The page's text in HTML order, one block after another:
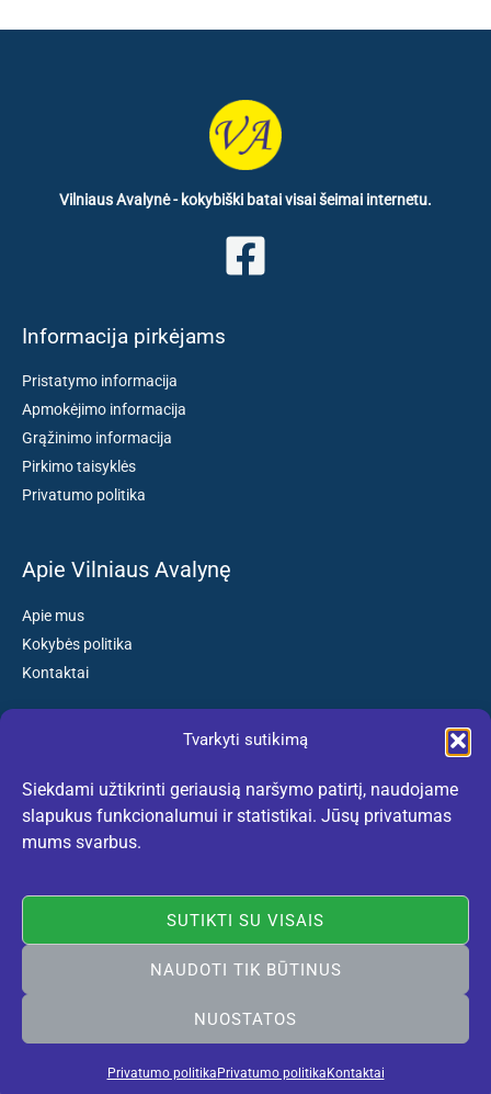
Tvarkyti sutikimą
Siekdami užtikrinti geriausią naršymo patirtį, naudojame
slapukus funkcionalumui ir statistikai. Jūsų privatumas
mums svarbus.
SUTIKTI SU VISAIS
NAUDOTI TIK BŪTINUS
NUOSTATOS
Privatumo politika Privatumo politika Kontaktai
Vilniaus Avalynė - kokybiški batai visai šeimai internetu.
Informacija pirkėjams
Pristatymo informacija
Apmokėjimo informacija
Grąžinimo informacija
Pirkimo taisyklės
Privatumo politika
Apie Vilniaus Avalynę
Apie mus
Kokybės politika
Kontaktai
El. paštas: kokybiskibatai@gmail.com
Tel. +370 659 77132
© 2005-2026 Vilniaus Avalynė. Visos teisės saugomos. Sukurta
Vilniausweb